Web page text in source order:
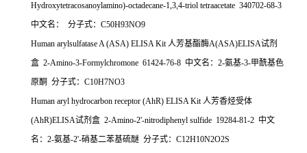
Hydroxytetracosanoylamino)-octadecane-1,3,4-triol tetraacetate 340702-68-3
中文名：
分子式： C50H93NO9
Human arylsulfatase A (ASA) ELISA Kit人芳基酯酶A(ASA)ELISA试剂
盒 2-Amino-3-Formylchromone 61424-76-8 中文名： 2-氨基-3-甲酰基色
原酮 分子式： C10H7NO3
Human aryl hydrocarbon receptor (AhR) ELISA Kit人芳香烃受体
(AhR)ELISA试剂盒 2-Amino-2'-nitrodiphenyl sulfide 19284-81-2 中文
名： 2-氨基-2'-硝基二苯基硫醚 分子式： C12H10N2O2S